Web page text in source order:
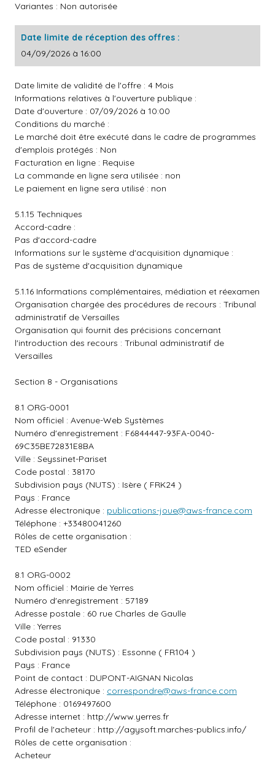
Variantes : Non autorisée
Date limite de réception des offres :
04/09/2026 à 16:00
Date limite de validité de l'offre : 4 Mois
Informations relatives à l'ouverture publique :
Date d'ouverture : 07/09/2026 à 10:00
Conditions du marché :
Le marché doit être exécuté dans le cadre de programmes
d'emplois protégés : Non
Facturation en ligne : Requise
La commande en ligne sera utilisée : non
Le paiement en ligne sera utilisé : non
5.1.15 Techniques
Accord-cadre :
Pas d'accord-cadre
Informations sur le système d'acquisition dynamique :
Pas de système d'acquisition dynamique
5.1.16 Informations complémentaires, médiation et réexamen
Organisation chargée des procédures de recours : Tribunal
administratif de Versailles
Organisation qui fournit des précisions concernant
l'introduction des recours : Tribunal administratif de
Versailles
Section 8 - Organisations
8.1 ORG-0001
Nom officiel : Avenue-Web Systèmes
Numéro d'enregistrement : F6844447-93FA-0040-
69C35BE72831E8BA
Ville : Seyssinet-Pariset
Code postal : 38170
Subdivision pays (NUTS) : Isère ( FRK24 )
Pays : France
Adresse électronique : publications-joue@aws-france.com
Téléphone : +33480041260
Rôles de cette organisation :
TED eSender
8.1 ORG-0002
Nom officiel : Mairie de Yerres
Numéro d'enregistrement : 57189
Adresse postale : 60 rue Charles de Gaulle
Ville : Yerres
Code postal : 91330
Subdivision pays (NUTS) : Essonne ( FR104 )
Pays : France
Point de contact : DUPONT-AIGNAN Nicolas
Adresse électronique : correspondre@aws-france.com
Téléphone : 0169497600
Adresse internet : http://www.yerres.fr
Profil de l'acheteur : http://agysoft.marches-publics.info/
Rôles de cette organisation :
Acheteur